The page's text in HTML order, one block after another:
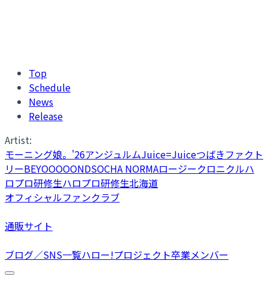
Top
Schedule
News
Release
Artist:
モーニング娘。'26アンジュルムJuice=Juiceつばきファクト
リーBEYOOOOONDSOCHA NORMAロージークロニクルハ
ロプロ研修生ハロプロ研修生北海道
オフィシャルファンクラブ
通販サイト
ブログ／SNS一覧ハロー!プロジェクト卒業メンバー